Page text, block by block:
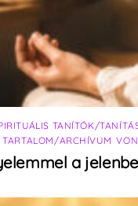
TANÍTÓK/
TARTALOM/ARCHÍVUM ,
a